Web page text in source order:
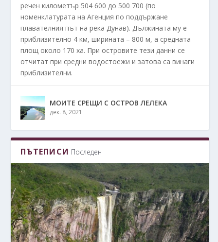
речен километър 504 600 до 500 700 (по
номенклатурата на Агенция по поддържане
плавателния път на река Дунав). Дължината му е
приблизително 4 км, ширината – 800 м, а средната
площ около 170 ха. При островите тези данни се
отчитат при средни водостоежи и затова са винаги
приблизителни.
МОИТЕ СРЕЩИ С ОСТРОВ ЛЕЛЕКА
дек. 8, 2021
ПЪТЕПИСИ Последен